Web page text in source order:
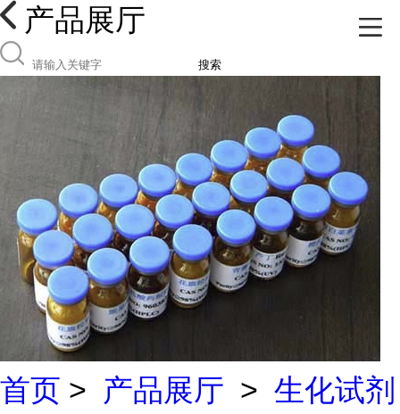
产品展厅
搜索
首页 > 产品展厅 > 生化试剂